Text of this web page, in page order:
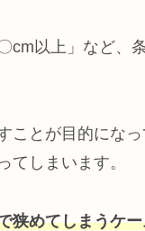
cm以上」など
ことが目的にな
てしまいます。
狭めてしまうケ